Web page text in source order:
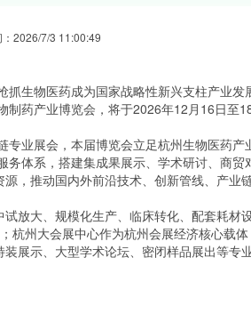
：2026/7/3 11:00:49
生物医药成为国家战略性新兴支柱产业发
药产业博览会，将于2026年12月16日至
业展会，本届博览会立足杭州生物医药产
体系，搭建集成果展示、学术研讨、商贸
，推动国内外前沿技术、创新管线、产业
放大、规模化生产、临床转化、配套耗材
杭州大会展中心作为杭州会展经济核心载
展示、大型学术论坛、密闭样品展出等专